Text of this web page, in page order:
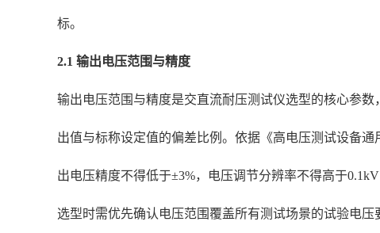
标。
2.1 输出电压范围与精度
输出电压范围与精度是交直流耐压测试仪选型的核心参
出值与标称设定值的偏差比例。依据《高电压测试设备
出电压精度不得低于±3%，电压调节分辨率不得高于0.1kV
选型时需优先确认电压范围覆盖所有测试场景的试验电